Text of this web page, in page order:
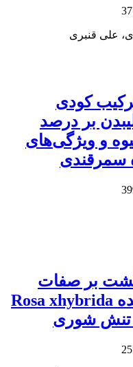
علی قنبری
کودی
بر درصد
و ویژگی‌های
سمرقندی
بر صفات
کمی و کیفی رز شاخه بریده Rosa xhybrida